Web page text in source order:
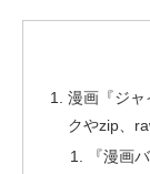
漫画『ジャ
クやzip、
『漫画